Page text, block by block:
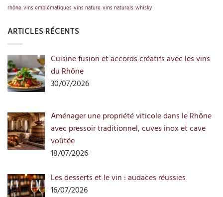
rhône vins emblématiques vins nature vins naturels whisky
ARTICLES RÉCENTS
Cuisine fusion et accords créatifs avec les vins
du Rhône
30/07/2026
Aménager une propriété viticole dans le Rhône
avec pressoir traditionnel, cuves inox et cave
voûtée
18/07/2026
Les desserts et le vin : audaces réussies
16/07/2026